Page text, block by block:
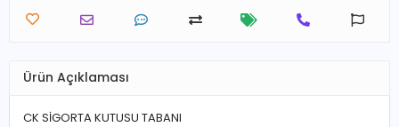
Ürün Açıklaması
CK SİGORTA KUTUSU TABANI